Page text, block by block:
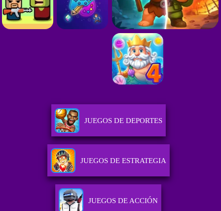
JUEGOS DE DEPORTES
JUEGOS DE ESTRATEGIA
JUEGOS DE ACCIÓN